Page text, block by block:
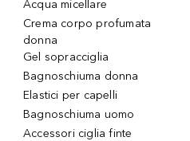
Acqua micellare
Crema corpo profumata
donna
Gel sopracciglia
Bagnoschiuma donna
Elastici per capelli
Bagnoschiuma uomo
Accessori ciglia finte